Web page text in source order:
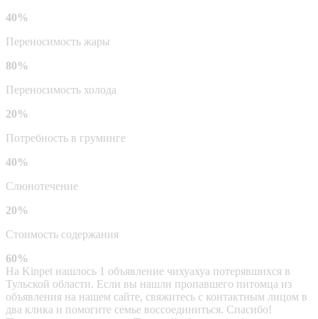
40%
Переносимость жары
80%
Переносимость холода
20%
Потребность в груминге
40%
Слюнотечение
20%
Стоимость содержания
60%
На Kinpet нашлось 1 объявление чихуахуа потерявшихся в
Тульской области. Если вы нашли пропавшего питомца из
объявления на нашем сайте, свяжитесь с контактным лицом в
два клика и помогите семье воссоединиться. Спасибо!